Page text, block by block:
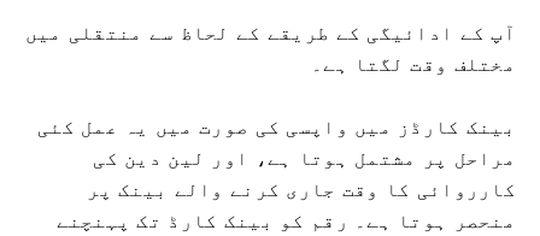
آپ کے ادائیگی کے طریقے کے لحاظ سے منتقلی میں
مختلف وقت لگتا ہے۔
بینک کارڈز میں واپسی کی صورت میں یہ عمل کئی
مراحل پر مشتمل ہوتا ہے، اور لین دین کی
کارروائی کا وقت جاری کرنے والے بینک پر
منحصر ہوتا ہے۔ رقم کو بینک کارڈ تک پہنچنے